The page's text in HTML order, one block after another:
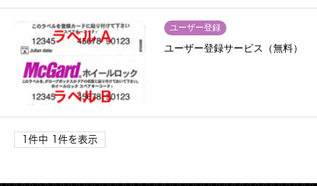
ユーザー登録
ユーザー登録サービス（無料）
1件中 1件を表示